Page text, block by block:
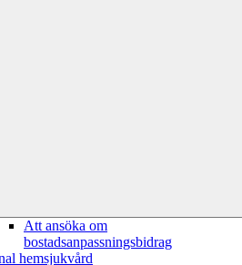
Att ansöka om
bostadsanpassningsbidrag
hemsjukvård